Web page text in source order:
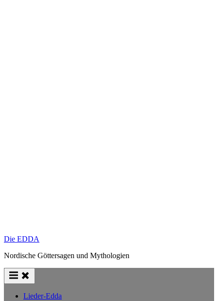
Die EDDA
Nordische Göttersagen und Mythologien
Lieder-Edda